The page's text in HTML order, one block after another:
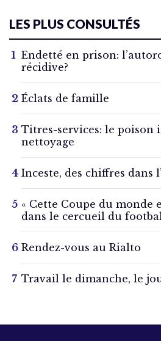
LES PLUS CONSULTÉS
Endetté en prison:
récidive?
Éclats de famille
Titres-services: le poison
nettoyage
Inceste, des chiffres dans
« Cette Coupe du monde
dans le cercueil du
Rendez-vous au Rialto
Travail le dimanche, le